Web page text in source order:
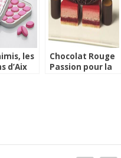
les
d’Aix
Chocolat Rouge
Passion pour la